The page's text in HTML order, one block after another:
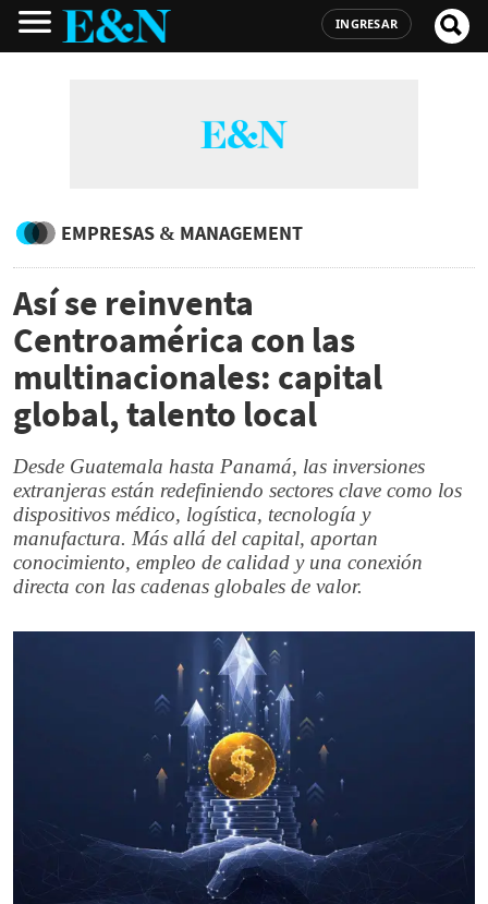
INGRESAR
EMPRESAS & MANAGEMENT
Así se reinventa
Centroamérica con las
multinacionales: capital
global, talento local
Desde Guatemala hasta Panamá, las inversiones
extranjeras están redefiniendo sectores clave como los
dispositivos médico, logística, tecnología y
manufactura. Más allá del capital, aportan
conocimiento, empleo de calidad y una conexión
directa con las cadenas globales de valor.